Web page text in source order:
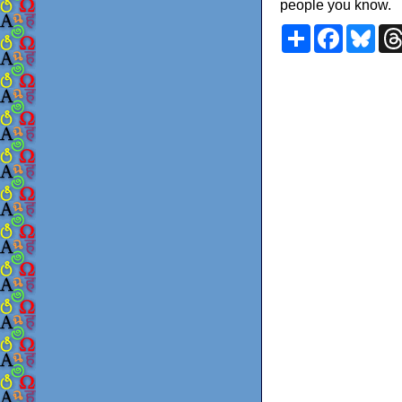
people you know.
ShareFacebook